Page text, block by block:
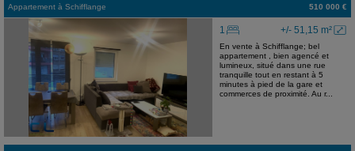
Appartement à Schifflange 510 000 €
+/- 51,15 m²
1
En vente à Schifflange; bel
appartement , bien agencé et
lumineux, situé dans une rue
tranquille tout en restant à 5
minutes à pied de la gare et
commerces de proximité. Au r...